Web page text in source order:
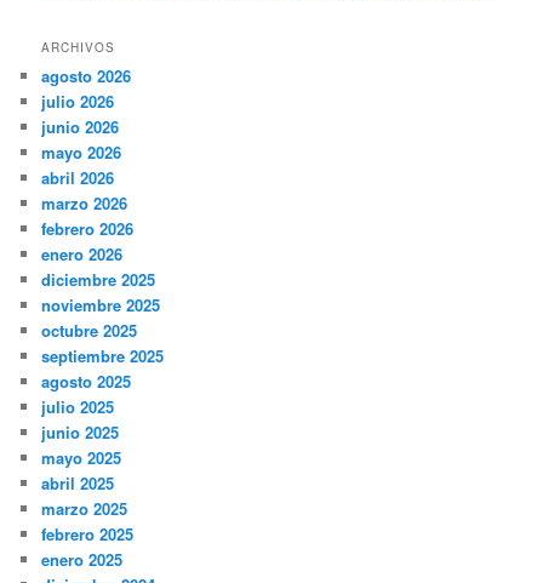
ARCHIVOS
agosto 2026
julio 2026
junio 2026
mayo 2026
abril 2026
marzo 2026
febrero 2026
enero 2026
diciembre 2025
noviembre 2025
octubre 2025
septiembre 2025
agosto 2025
julio 2025
junio 2025
mayo 2025
abril 2025
marzo 2025
febrero 2025
enero 2025